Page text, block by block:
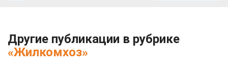
Другие публикации в рубрике
«Жилкомхоз»